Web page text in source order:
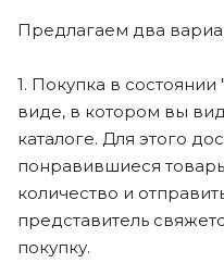
Предлагаем два
1. Покупка в состоянии
виде, в котором вы
каталоге. Для этого
понравившиеся
количество и
представитель
покупку.